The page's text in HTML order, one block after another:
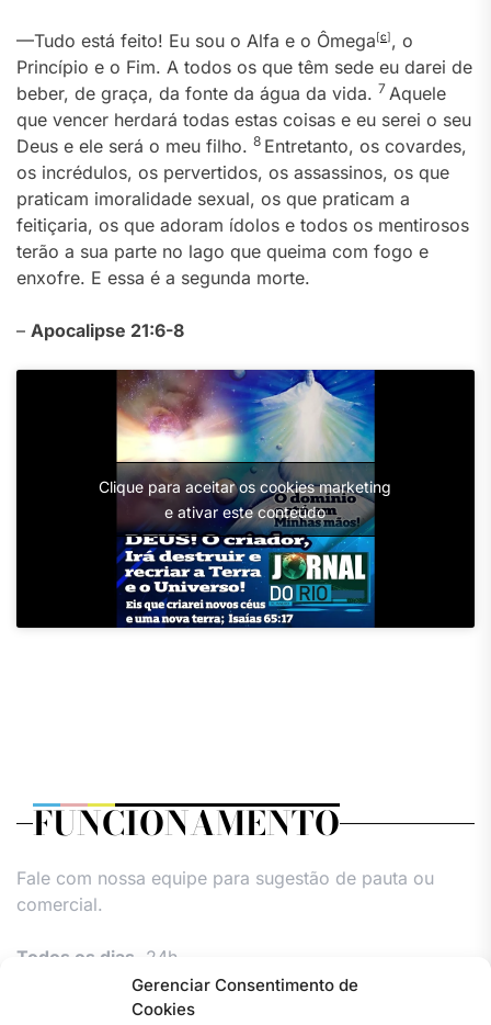
Gerenciar Consentimento de
Cookies
—Tudo está feito! Eu sou o Alfa e o Ômega[c], o
Princípio e o Fim. A todos os que têm sede eu darei de
beber, de graça, da fonte da água da vida. 7 Aquele
que vencer herdará todas estas coisas e eu serei o seu
Deus e ele será o meu filho. 8 Entretanto, os covardes,
os incrédulos, os pervertidos, os assassinos, os que
praticam imoralidade sexual, os que praticam a
feitiçaria, os que adoram ídolos e todos os mentirosos
terão a sua parte no lago que queima com fogo e
enxofre. E essa é a segunda morte.
– Apocalipse 21:6-8
Clique para aceitar os cookies marketing
e ativar este conteúdo
FUNCIONAMENTO
Fale com nossa equipe para sugestão de pauta ou
comercial.
Todos os dias, 24h.